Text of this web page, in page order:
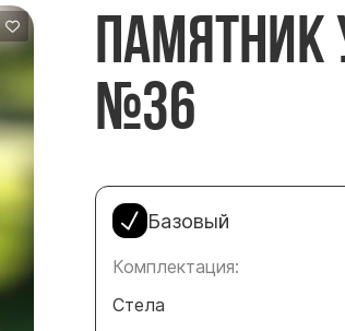
Памятник
№36
Базовый
Комплектация:
Стела